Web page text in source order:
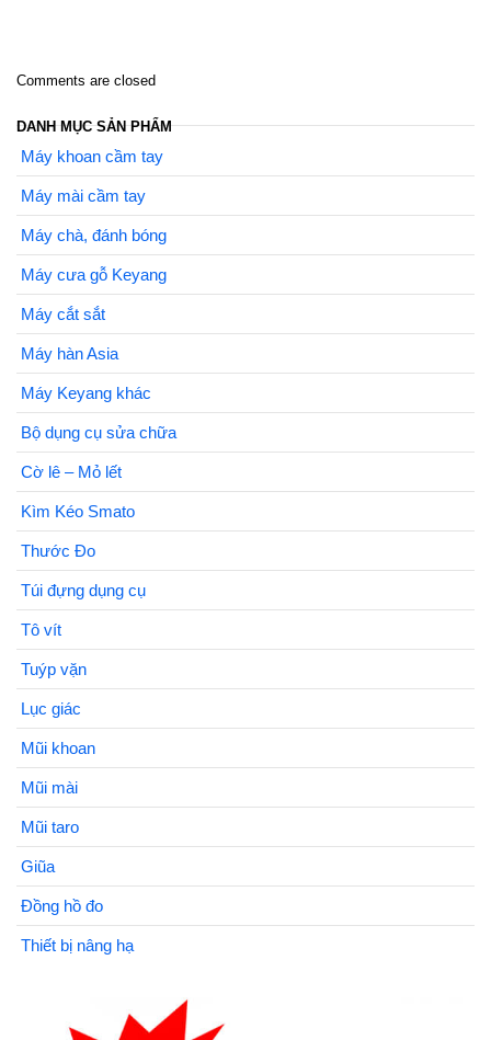
Comments are closed
DANH MỤC SẢN PHẨM
Máy khoan cầm tay
Máy mài cầm tay
Máy chà, đánh bóng
Máy cưa gỗ Keyang
Máy cắt sắt
Máy hàn Asia
Máy Keyang khác
Bộ dụng cụ sửa chữa
Cờ lê – Mỏ lết
Kìm Kéo Smato
Thước Đo
Túi đựng dụng cụ
Tô vít
Tuýp vặn
Lục giác
Mũi khoan
Mũi mài
Mũi taro
Giũa
Đồng hồ đo
Thiết bị nâng hạ